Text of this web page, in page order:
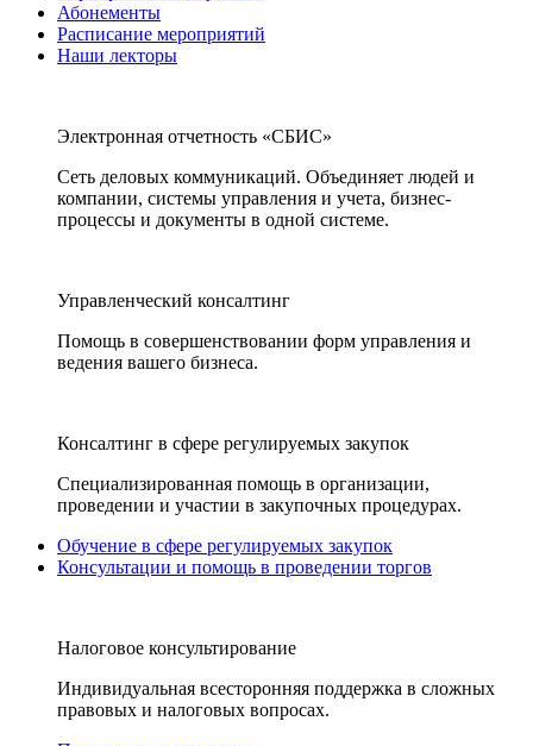
Абонементы
Расписание мероприятий
Наши лекторы
Электронная отчетность «СБИС»
Сеть деловых коммуникаций. Объединяет людей и
компании, системы управления и учета, бизнес-
процессы и документы в одной системе.
Управленческий консалтинг
Помощь в совершенствовании форм управления и
ведения вашего бизнеса.
Консалтинг в сфере регулируемых закупок
Специализированная помощь в организации,
проведении и участии в закупочных процедурах.
Обучение в сфере регулируемых закупок
Консультации и помощь в проведении торгов
Налоговое консультирование
Индивидуальная всесторонняя поддержка в сложных
правовых и налоговых вопросах.